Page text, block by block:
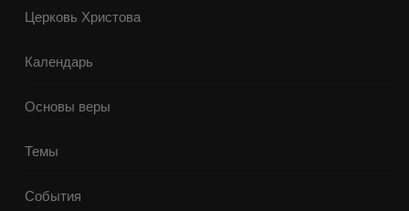
Церковь Христова
Календарь
Основы веры
Темы
События